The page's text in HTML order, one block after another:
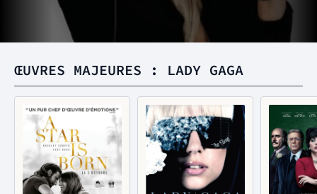
ŒUVRES MAJEURES : LADY GAGA